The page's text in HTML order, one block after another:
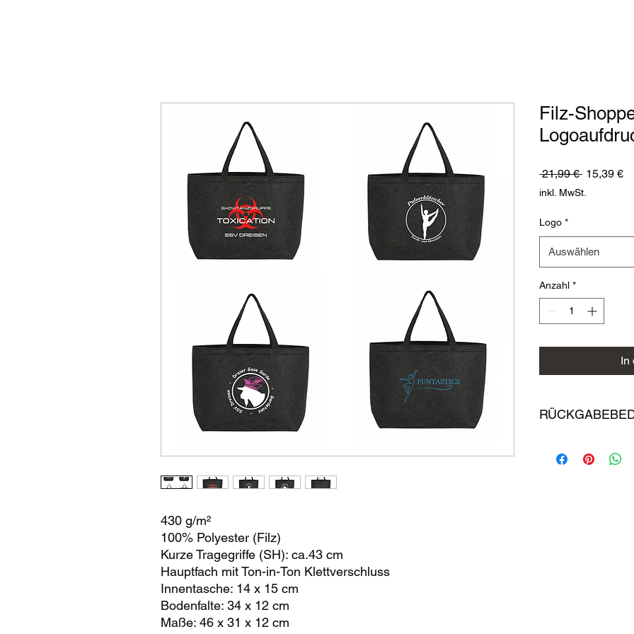
430 g/m²
100% Polyester (Filz)
Kurze Tragegriffe (SH): ca.43 cm
Hauptfach mit Ton-in-Ton Klettverschluss
Innentasche: 14 x 15 cm
Bodenfalte: 34 x 12 cm
Maße: 46 x 31 x 12 cm
Filz-
21,99 € 15,39 €
inkl. MwSt.
Logo *
Auswählen
Anzahl *
In
grundsätzlich vom